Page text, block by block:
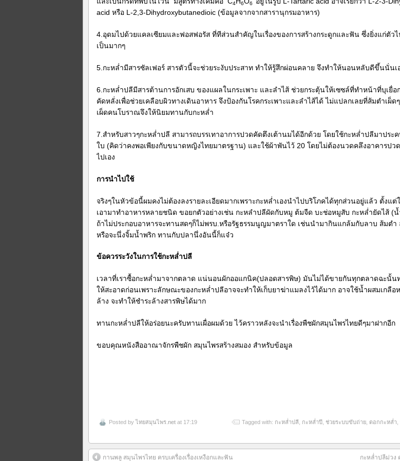
4 6 6
acid หรือ L-2,3-Dihydroxybutanedioic (ข้อมูลจากจากสารานุกรมอาหาร)
4.อุดมไปด้วยแคลเซียมและฟอสฟอรัส ที่ทีส่วนสำคัญในเรื่องของการสร้างกระดูกและฟัน ซึ่งยิ่งแก่ตัวไ
เป็นมากๆ
5.กะหล่ำมีสารซัลเฟอร์ สารตัวนี้จะช่วยระงับประสาท ทำให้รู้สึกผ่อนคลาย จึงทำให้นอนหลับดีขึ้นนั่นเ
6.กะหล่ำปลีมีสารต้านการอักเสบ ของแผลในกระเพาะ และลำไส้ ช่วยกระตุ้นให้เซซล์ที่ทำหน้าที่บุเยื่อก
คัดหลั่งเพื่อช่วยเคลือบผิวทางเดินอาหาร จึงป้องกันโรคกระเพาะและลำไส้ได้ ไม่แปลกเลยที่ส้มตำเผ็ด
เผ็ดคนโบราณจึงให้นิยมทานกับกะหล่ำ
7.สำหรับสาวๆกะหล่ำปลี สามารถบรรเทาอาการปวดคัดตึงเต้านมได้อีกด้วย โดยใช้กะหล่ำปลีมาประ
ใบ (คิดว่าคงพอเพียงกับขนาดหญิงไทยมาตรฐาน) และใช้ผ้าพันไว้ 20 โดยไม่ต้องนวดคลึงอาคารปว
ไปเอง
การนำไปใช้
จริงๆในหัวข้อนี้ผมคงไม่ต้องลงรายละเอียดมากเพราะกะหล่ำเองนำไปบริโภคได้ทุกส่วนอยู่แล้ว ตั้งแต่
เอามาทำอาหารหลายชนิด ขอยกตัวอย่างเช่น กะหลำปลีผัดกับหมู ต้มจืด บะช่อหมูสับ กะหล่ำยัดไส้ (
ถ้าไม่ประกอบอาหารจะทานสดๆก็ไม่พรบ.หรือรัฐธรรมนูญมาตราใด เช่นนำมากินแกล้มกับลาบ ส้มต
หรือจะนึ่งจิ้มน้ำพริก ทานกับปลานึ่งอันนี้ก็แจ๋ว
ข้อควรระวังในการใช้กะหล่ำปลี
เวลาที่เราซื้อกะหล่ำมาจากตลาด แน่นอนผักออแกนิค(ปลอดสารพิษ) มันไม่ได้ขายกันทุกตลาดฉะนั้น
ให้สะอาดก่อนเพราะลักษณะของกะหล่ำปลีอาจจะทำให้เก็บยาฆ่าแมลงไว้ได้มาก อาจใช้น้ำผสมเกลือ
ล้าง จะทำให้ชำระล้างสารพิษได้มาก
ทานกะหล่ำปลีให้อร่อยนะครับทานเผื่อผมด้วย ไว้คราวหลังจะนำเรื่องพืชผักสมุนไพรไทยดีๆมาฝากอีก
ขอบคุณหนังสืออาณาจักรพืชผัก สมุนไพรสร้างสมอง สำหรับข้อมูล
Posted byไทยสมุนไพร.net at 17:19 Tagged with: กะหล่ำปลี กะหล่ำปี ช่วยระบบขับถ่าย ดอกกะหล่ำ
กานพลู สมุนไพรไทย ครบเครื่องเรื่องเหงือกและฟัน กะหล่ำปลีม่ว